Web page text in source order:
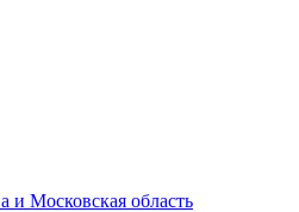
и Московская область